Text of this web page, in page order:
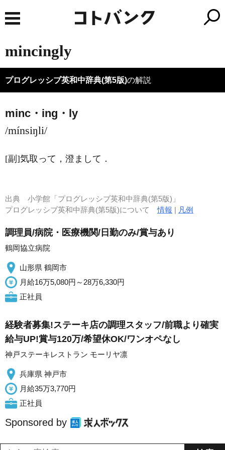
mincingly
プログレッシブ英和中辞典(第5版)の解説
minc・ing・ly
/mínsiŋli/
[副]気取って，澄まして ．
出典 小学館「プログレッシブ英和中辞典(第5版)」
プログレッシブ英和中辞典(第5版)について情報 | 凡例
調理員/病院・医療機関/日勤のみ/賞与あり
鶴岡協立病院
山形県 鶴岡市
月給16万5,080円～28万6,330円
正社員
経験者募集!ステーキ店の調理スタッフ/前職より確実
給与UP!賞与120万/希望休OK/ワンオペなし
神戸ステーキレストラン モーリヤ凛
兵庫県 神戸市
月給35万3,770円
正社員
Sponsored by